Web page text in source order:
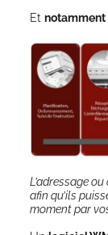
Et notam­ment
L’adressage
afin qu’ils
moment par